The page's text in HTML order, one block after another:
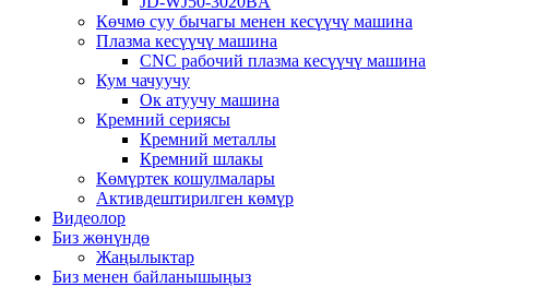
Көчмө суу бычагы менен кесүүчү машина
Плазма кесүүчү машина
CNC рабочий плазма кесүүчү машина
Кум чачуучу
Ок атуучу машина
Кремний сериясы
Кремний металлы
Кремний шлакы
Көмүртек кошулмалары
Активдештирилген көмүр
Видеолор
Биз жөнүндө
Жаңылыктар
Биз менен байланышыңыз